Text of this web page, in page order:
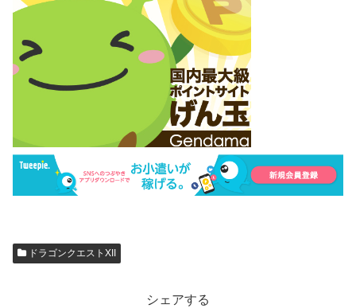
ドラゴンクエストXII
シェアする